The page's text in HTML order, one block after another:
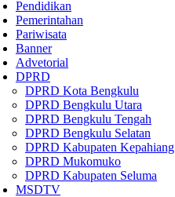
Pendidikan
Pemerintahan
Pariwisata
Banner
Advetorial
DPRD
DPRD Kota Bengkulu
DPRD Bengkulu Utara
DPRD Bengkulu Tengah
DPRD Bengkulu Selatan
DPRD Kabupaten Kepahiang
DPRD Mukomuko
DPRD Kabupaten Seluma
MSDTV